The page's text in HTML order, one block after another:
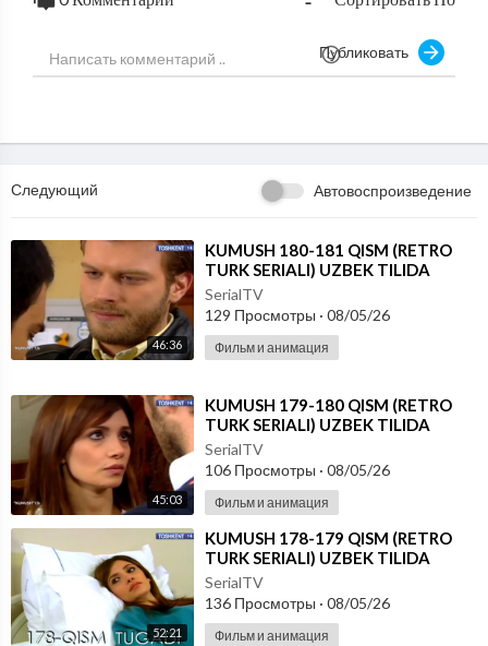
Публиковать
Следующий Автовоспроизведение
46:36
⁣KUMUSH 180-181 QISM (RETRO
TURK SERIALI) UZBEK TILIDA
SerialTV
129 Просмотры · 08/05/26
Фильм и анимация
45:03
⁣KUMUSH 179-180 QISM (RETRO
TURK SERIALI) UZBEK TILIDA
SerialTV
106 Просмотры · 08/05/26
Фильм и анимация
52:21
⁣KUMUSH 178-179 QISM (RETRO
TURK SERIALI) UZBEK TILIDA
SerialTV
136 Просмотры · 08/05/26
Фильм и анимация